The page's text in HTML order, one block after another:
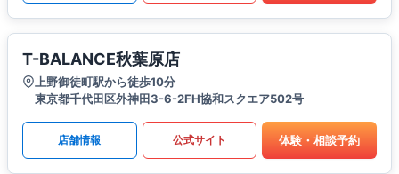
T-BALANCE秋葉原店
上野御徒町駅から徒歩10分
東京都千代田区外神田3-6-2FH協和スクエア502号
店舗情報 公式サイト 体験・相談予約